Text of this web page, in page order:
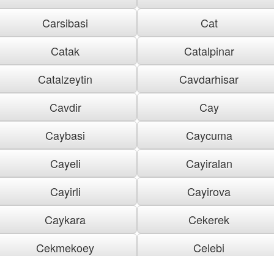
Carsibasi
Cat
Catak
Catalpinar
Catalzeytin
Cavdarhisar
Cavdir
Cay
Caybasi
Caycuma
Cayeli
Cayiralan
Cayirli
Cayirova
Caykara
Cekerek
Cekmekoey
Celebi